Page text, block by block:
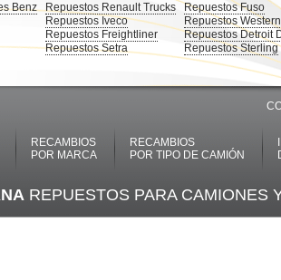
Benz
Repuestos Renault Trucks
Repuestos Iveco
Repuestos Freightliner
Repuestos Setra
Repuestos Fuso
Repuestos
Repuestos Detroit
Repuestos Sterling
RECAMBIOS
POR MARCA
RECAMBIOS
POR TIPO DE CAMIÓN
REPUESTOS PARA CAMIONES